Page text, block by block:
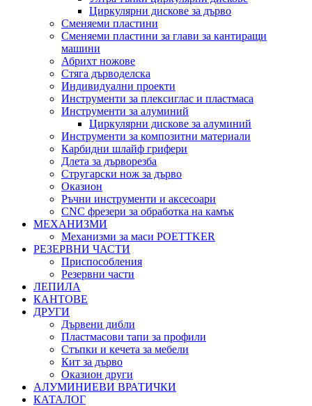
Циркулярни дискове за дърво
Сменяеми пластини
Сменяеми пластини за глави за кантиращи
машини
Абрихт ножове
Стяга дърводелска
Индивидуални проекти
Инструменти за плексиглас и пластмаса
Инструменти за алуминий
Циркулярни дискове за алуминий
Инструменти за композитни материали
Карбидни шлайф грифери
Длета за дърворезба
Стругарски нож за дърво
Оказион
Ръчни инструменти и аксесоари
CNC фрезери за обработка на камък
МЕХАНИЗМИ
Механизми за маси POETTKER
РЕЗЕРВНИ ЧАСТИ
Приспособления
Резервни части
ЛЕПИЛА
КАНТОВЕ
ДРУГИ
Дървени дибли
Пластмасови тапи за профили
Стъпки и кечета за мебели
Кит за дърво
Оказион други
АЛУМИНИЕВИ ВРАТИЧКИ
КАТАЛОГ